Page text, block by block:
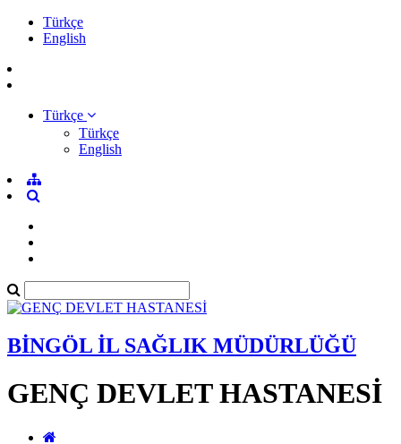
Türkçe
English
Türkçe
Türkçe
English
BİNGÖL İL SAĞLIK MÜDÜRLÜĞÜ
GENÇ DEVLET HASTANESİ